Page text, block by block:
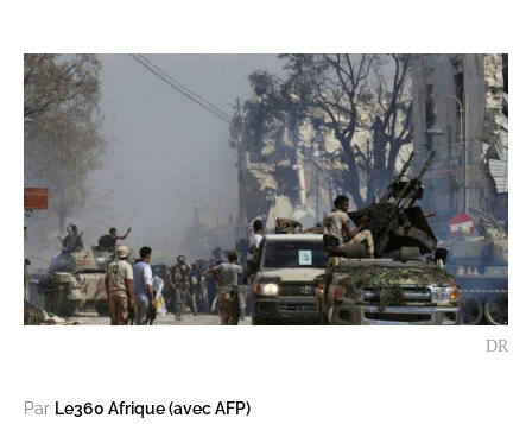
DR
Par Le360 Afrique (avec AFP)